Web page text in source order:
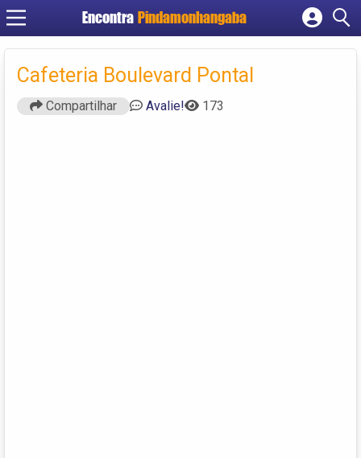
Encontra Pindamonhangaba
Cadastrar empresa
Criar conta
Cafeteria Boulevard Pontal
Compartilhar Avalie! 173